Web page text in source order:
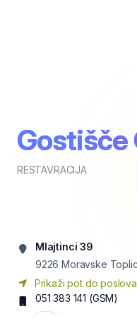
Gostišče
RESTAVRACIJA
Mlajtinci 39
9226 Moravske
Prikaži pot do
051 383 141 (GSM)